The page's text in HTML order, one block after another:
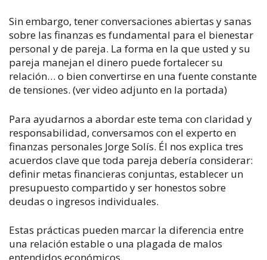
Sin embargo, tener conversaciones abiertas y sanas
sobre las finanzas es fundamental para el bienestar
personal y de pareja. La forma en la que usted y su
pareja manejan el dinero puede fortalecer su
relación… o bien convertirse en una fuente constante
de tensiones. (ver video adjunto en la portada)
Para ayudarnos a abordar este tema con claridad y
responsabilidad, conversamos con el experto en
finanzas personales Jorge Solís. Él nos explica tres
acuerdos clave que toda pareja debería considerar:
definir metas financieras conjuntas, establecer un
presupuesto compartido y ser honestos sobre
deudas o ingresos individuales.
Estas prácticas pueden marcar la diferencia entre
una relación estable o una plagada de malos